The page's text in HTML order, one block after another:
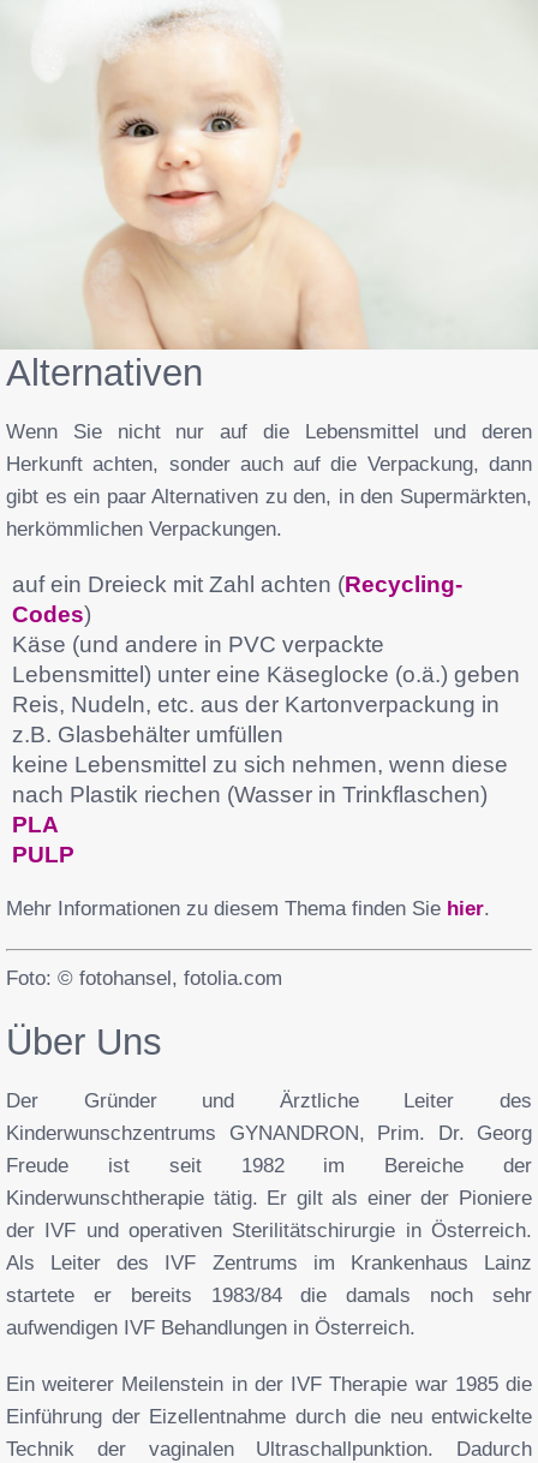
Alternativen
Wenn Sie nicht nur auf die Lebensmittel und deren
Herkunft achten, sonder auch auf die Verpackung, dann
gibt es ein paar Alternativen zu den, in den Supermärkten,
herkömmlichen Verpackungen.
auf ein Dreieck mit Zahl achten (Recycling-
Codes)
Käse (und andere in PVC verpackte
Lebensmittel) unter eine Käseglocke (o.ä.) geben
Reis, Nudeln, etc. aus der Kartonverpackung in
z.B. Glasbehälter umfüllen
keine Lebensmittel zu sich nehmen, wenn diese
nach Plastik riechen (Wasser in Trinkflaschen)
PLA
PULP
Mehr Informationen zu diesem Thema finden Sie hier.
Foto: © fotohansel, fotolia.com
Über Uns
Der Gründer und Ärztliche Leiter des
Kinderwunschzentrums GYNANDRON, Prim. Dr. Georg
Freude ist seit 1982 im Bereiche der
Kinderwunschtherapie tätig. Er gilt als einer der Pioniere
der IVF und operativen Sterilitätschirurgie in Österreich.
Als Leiter des IVF Zentrums im Krankenhaus Lainz
startete er bereits 1983/84 die damals noch sehr
aufwendigen IVF Behandlungen in Österreich.
Ein weiterer Meilenstein in der IVF Therapie war 1985 die
Einführung der Eizellentnahme durch die neu entwickelte
Technik der vaginalen Ultraschallpunktion. Dadurch